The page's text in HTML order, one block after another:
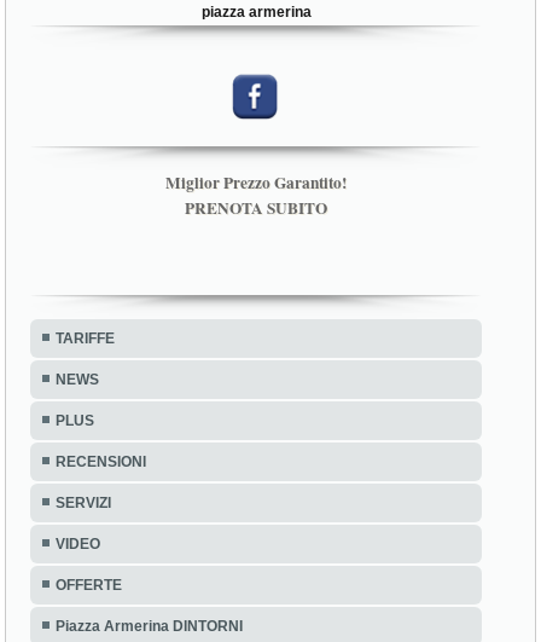
piazza armerina
Miglior Prezzo Garantito!
PRENOTA SUBITO
TARIFFE
NEWS
PLUS
RECENSIONI
SERVIZI
VIDEO
OFFERTE
Piazza Armerina DINTORNI